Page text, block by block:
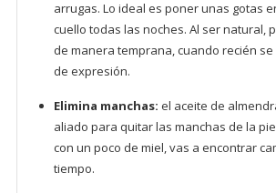
arrugas. Lo ideal es poner unas gotas
cuello todas las noches. Al ser natural,
de manera temprana, cuando recién
de expresión.
Elimina manchas: el aceite de
aliado para quitar las manchas de la
con un poco de miel, vas a encontrar
tiempo.